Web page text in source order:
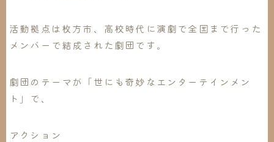
活動拠点は枚方市、高校時代に演劇で全国まで行った
メンバーで結成された劇団です。
劇団のテーマが「世にも奇妙なエンターテインメン
ト」で、
アクション